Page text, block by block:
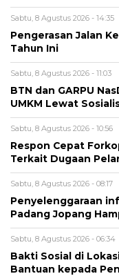
Sabtu, 8 Agustus 2026 - 14:35
Pengerasan Jalan
Tahun Ini
Sabtu, 8 Agustus 2026 - 11:03
BTN dan GARPU
UMKM Lewat
Sabtu, 8 Agustus 2026 - 10:56
Respon Cepat
Terkait Dugaan
Sabtu, 8 Agustus 2026 - 08:17
Penyelenggaraan
Padang Jopang
Sabtu, 8 Agustus 2026 - 06:34
Bakti Sosial di
Bantuan kepada